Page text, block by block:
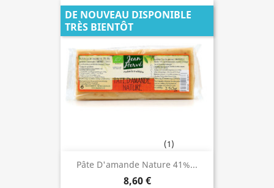
Pâte D'amande Nature 41%...
8,60 €
(1)
DE NOUVEAU DISPONIBLE
TRÈS BIENTÔT